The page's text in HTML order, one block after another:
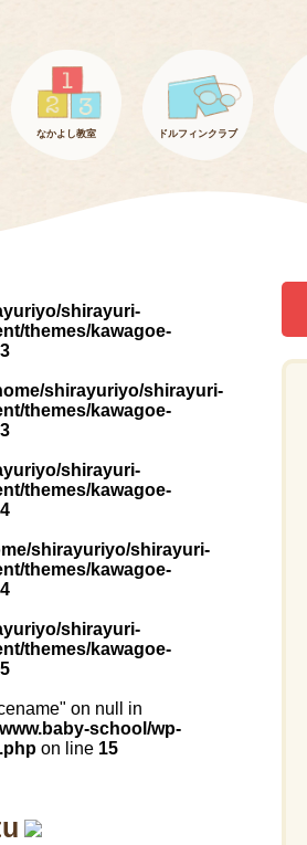
なかよし教室 ドルフィンクラブ
shirayuri-
themes/kawagoe-
shirayuriyo/shirayuri-
themes/kawagoe-
shirayuri-
themes/kawagoe-
shirayuriyo/shirayuri-
themes/kawagoe-
shirayuri-
themes/kawagoe-
on null in
school/wp-
on line 15